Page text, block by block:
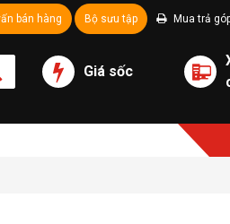
bán hàng Bộ sưu tập Mua trả
Giá sốc